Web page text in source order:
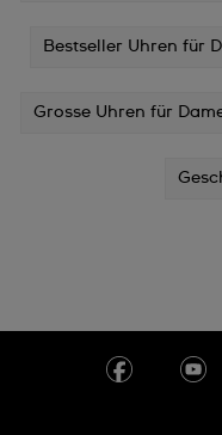
Bestseller Uhren für
Grosse Uhren für